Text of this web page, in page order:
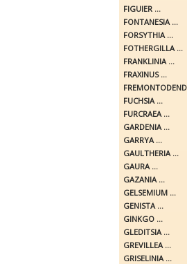
FIGUIER ...
FONTANESIA ...
FORSYTHIA ...
FOTHERGILLA ...
FRANKLINIA ...
FRAXINUS ...
FUCHSIA ...
FURCRAEA ...
GARDENIA ...
GARRYA ...
GAULTHERIA ...
GAURA ...
GAZANIA ...
GELSEMIUM ...
GENISTA ...
GINKGO ...
GLEDITSIA ...
GREVILLEA ...
GRISELINIA ...